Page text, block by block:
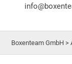
Boxenteam GmbH >